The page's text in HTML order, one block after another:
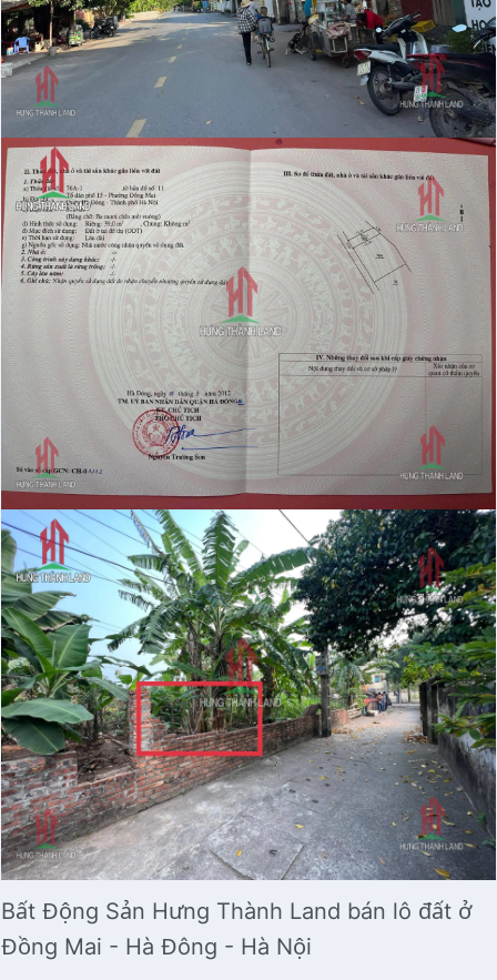
Bất Động Sản Hưng Thành Land bán lô đất ở
Đồng Mai - Hà Đông - Hà Nội